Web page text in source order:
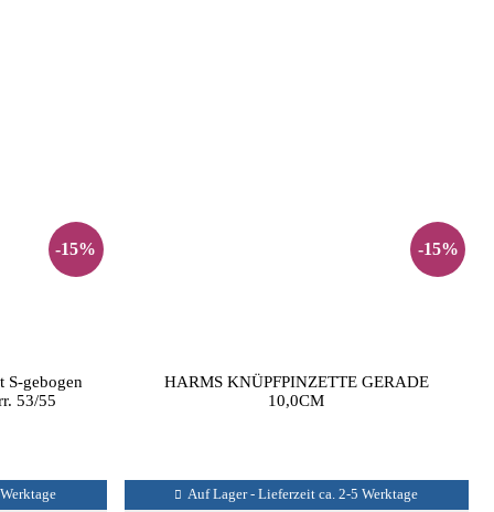
-15%
S-gebogen
53/55
-15%
HARMS KNÜPFPINZETTE GERADE
10,0CM
Auf Lager - Lieferzeit ca. 2-5 Werktage